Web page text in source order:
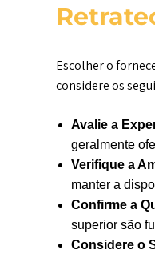
Escolher o
considere os
Avalie a
geralmente
Verifique a
manter a
Confirme a
superior são
Considere o